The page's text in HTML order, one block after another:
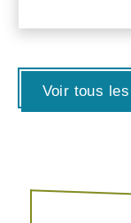
Voir tous